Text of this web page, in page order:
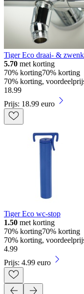
Tiger Eco draai- &
5.70 met korting
70% korting70% korting
70% korting,
18.99
Prijs: 18.99 euro
Tiger Eco wc-stop
1.50 met korting
70% korting70% korting
70% korting,
4.99
Prijs: 4.99 euro